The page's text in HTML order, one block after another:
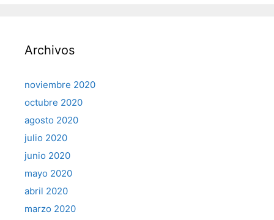
Archivos
noviembre 2020
octubre 2020
agosto 2020
julio 2020
junio 2020
mayo 2020
abril 2020
marzo 2020